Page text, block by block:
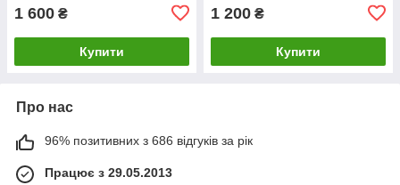
1 600 ₴
Купити
1 200 ₴
Купити
Про нас
96% позитивних з 686 відгуків за рік
Працює з 29.05.2013